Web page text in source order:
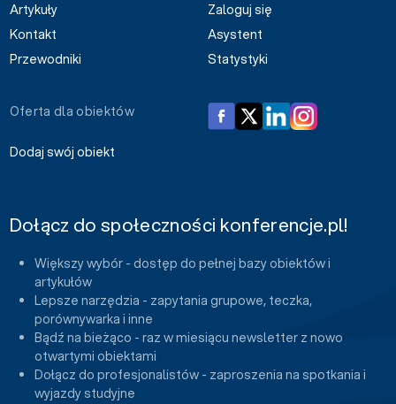
Artykuły
Kontakt
Przewodniki
Zaloguj się
Asystent
Statystyki
Oferta dla obiektów
Dodaj swój obiekt
Dołącz do społeczności konferencje.pl!
Większy wybór - dostęp do pełnej bazy obiektów i
artykułów
Lepsze narzędzia - zapytania grupowe, teczka,
porównywarka i inne
Bądź na bieżąco - raz w miesiącu newsletter z nowo
otwartymi obiektami
Dołącz do profesjonalistów - zaproszenia na spotkania i
wyjazdy studyjne